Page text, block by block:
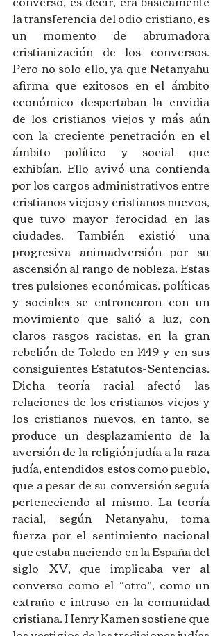
la transferencia del odio cristiano, es
un momento de abrumadora
cristianización de los conversos.
Pero no solo ello, ya que Netanyahu
afirma que exitosos en el ámbito
económico despertaban la envidia
de los cristianos viejos y más aún
con la creciente penetración en el
ámbito político y social que
exhibían. Ello avivó una contienda
por los cargos administrativos entre
cristianos viejos y cristianos nuevos,
que tuvo mayor ferocidad en las
ciudades. También existió una
progresiva animadversión por su
ascensión al rango de nobleza. Estas
tres pulsiones económicas, políticas
y sociales se entroncaron con un
movimiento que salió a luz, con
claros rasgos racistas, en la gran
rebelión de Toledo en 1449 y en sus
consiguientes Estatutos-Sentencias.
Dicha teoría racial afectó las
relaciones de los cristianos viejos y
los cristianos nuevos, en tanto, se
produce un desplazamiento de la
aversión de la religión judía a la raza
judía, entendidos estos como pueblo,
que a pesar de su conversión seguía
perteneciendo al mismo. La teoría
racial, según Netanyahu, toma
fuerza por el sentimiento nacional
que estaba naciendo en la España del
siglo XV, que implicaba ver al
converso como el “otro”, como un
extraño e intruso en la comunidad
cristiana. Henry Kamen sostiene que